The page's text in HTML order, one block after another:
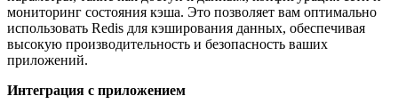
мониторинг состояния кэша. Это позволяет вам оптимально
использовать Redis для кэширования данных, обеспечивая
высокую производительность и безопасность ваших
приложений.
Интеграция с приложением